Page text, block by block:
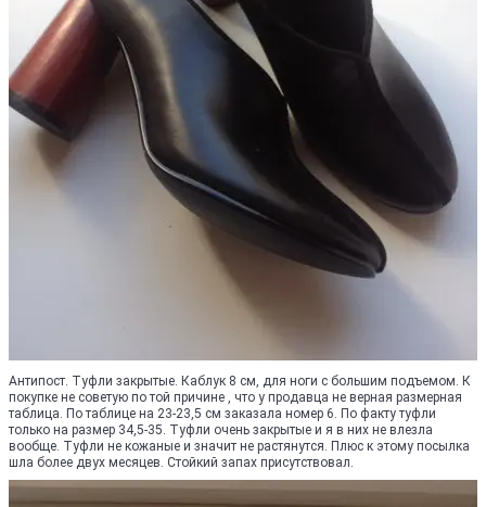
Антипост. Туфли закрытые. Каблук 8 см, для ноги с большим подъемом. К
покупке не советую по той причине , что у продавца не верная размерная
таблица. По таблице на 23-23,5 см заказала номер 6. По факту туфли
только на размер 34,5-35. Туфли очень закрытые и я в них не влезла
вообще. Туфли не кожаные и значит не растянутся. Плюс к этому посылка
шла более двух месяцев. Стойкий запах присутствовал.